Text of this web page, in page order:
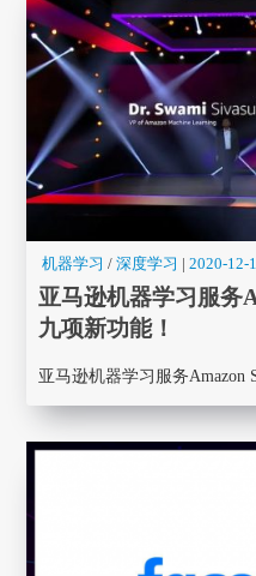
机器学习 / 深度学习 |2020-12-
亚马逊机器学习服务
九项新功能！
亚马逊机器学习服务Amazon